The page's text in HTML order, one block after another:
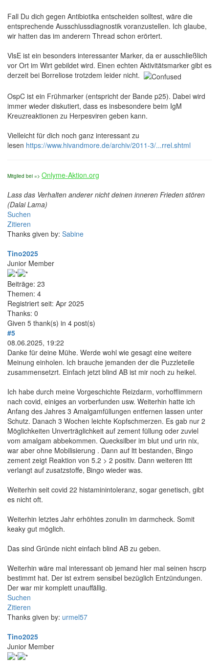
Fall Du dich gegen Antibiotika entscheiden solltest, wäre die
entsprechende Ausschlussdiagnostik voranzustellen. Ich glaube,
wir hatten das im anderern Thread schon erörtert.
VlsE ist ein besonders interessanter Marker, da er ausschließlich
vor Ort im Wirt gebildet wird. Einen echten Aktivitätsmarker gibt es
derzeit bei Borreliose trotzdem leider nicht.
OspC ist ein Frühmarker (entspricht der Bande p25). Dabei wird
immer wieder diskutiert, dass es insbesondere beim IgM
Kreuzreaktionen zu Herpesviren geben kann.
Vielleicht für dich noch ganz interessant zu
lesen https://www.hivandmore.de/archiv/2011-3/...rrel.shtml
Mitglied bei => Onlyme-Aktion.org
Lass das Verhalten anderer nicht deinen inneren Frieden stören
(Dalai Lama)
Suchen
Zitieren
Thanks given by: Sabine
Tino2025
Junior Member
Beiträge: 23
Themen: 4
Registriert seit: Apr 2025
Thanks: 0
Given 5 thank(s) in 4 post(s)
#5
08.06.2025, 19:22
Danke für deine Mühe. Werde wohl wie gesagt eine weitere
Meinung einholen. Ich brauche jemanden der die Puzzleteile
zusammensetzrt. Einfach jetzt blind AB ist mir noch zu heikel.
Ich habe durch meine Vorgeschichte Reizdarm, vorhofflimmern
nach covid, einiges an vorberfunden usw. Weiterhin hatte ich
Anfang des Jahres 3 Amalgamfüllungen entfernen lassen unter
Schutz. Danach 3 Wochen leichte Kopfschmerzen. Es gab nur 2
Möglichkeiten Unverträglichkeit auf zement füllung oder zuviel
vom amalgam abbekommen. Quecksilber im blut und urin nix,
war aber ohne Mobilisierung . Dann auf ltt bestanden, Bingo
zement zeigt Reaktion von 5.2 > 2 positiv. Dann weiteren lttt
verlangt auf zusatzstoffe, Bingo wieder was.
Weiterhin seit covid 22 histaminintoleranz, sogar genetisch, gibt
es nicht oft.
Weiterhin letztes Jahr erhöhtes zonulin im darmcheck. Somit
keaky gut möglich.
Das sind Gründe nicht einfach blind AB zu geben.
Weiterhin wäre mal interessant ob jemand hier mal seinen hscrp
bestimmt hat. Der ist extrem sensibel bezüglich Entzündungen.
Der war mir komplett unauffällig.
Suchen
Zitieren
Thanks given by: urmel57
Tino2025
Junior Member